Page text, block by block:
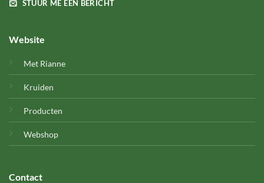
STUUR ME EEN BERICHT
Website
Met Rianne
Kruiden
Producten
Webshop
Contact